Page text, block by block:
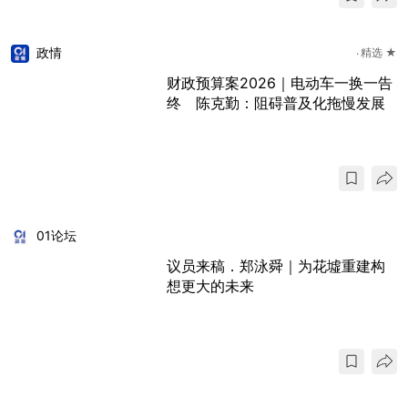
政情 精选 ★
财政预算案2026｜电动车一换一告
终 陈克勤：阻碍普及化拖慢发展
01论坛
议员来稿．郑泳舜｜为花墟重建构
想更大的未来